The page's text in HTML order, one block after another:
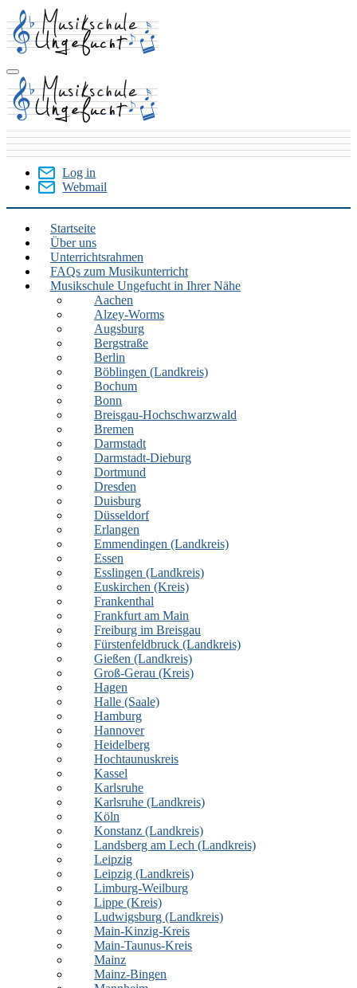
Skip
to
main
content
User
Menu
Log in
Webmail
Main
menu
Startseite
Über uns
Unterrichtsrahmen
FAQs zum Musikunterricht
Musikschule Ungefucht in Ihrer Nähe
Aachen
Alzey-Worms
Augsburg
Bergstraße
Berlin
Böblingen (Landkreis)
Bochum
Bonn
Breisgau-Hochschwarzwald
Bremen
Darmstadt
Darmstadt-Dieburg
Dortmund
Dresden
Duisburg
Düsseldorf
Erlangen
Emmendingen (Landkreis)
Essen
Esslingen (Landkreis)
Euskirchen (Kreis)
Frankenthal
Frankfurt am Main
Freiburg im Breisgau
Fürstenfeldbruck (Landkreis)
Gießen (Landkreis)
Groß-Gerau (Kreis)
Hagen
Halle (Saale)
Hamburg
Hannover
Heidelberg
Hochtaunuskreis
Kassel
Karlsruhe
Karlsruhe (Landkreis)
Köln
Konstanz (Landkreis)
Landsberg am Lech (Landkreis)
Leipzig
Leipzig (Landkreis)
Limburg-Weilburg
Lippe (Kreis)
Ludwigsburg (Landkreis)
Main-Kinzig-Kreis
Main-Taunus-Kreis
Mainz
Mainz-Bingen